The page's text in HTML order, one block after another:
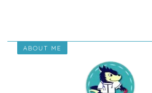
ABOUT ME